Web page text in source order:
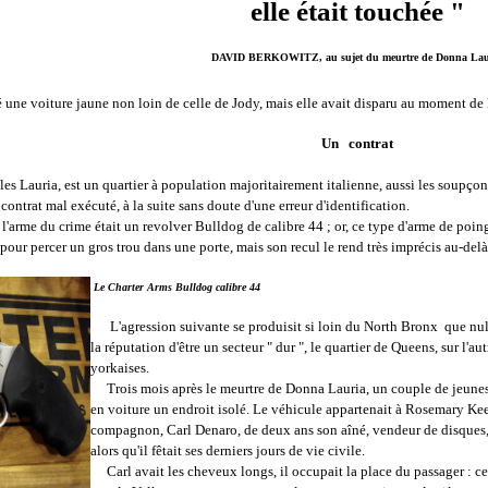
elle était touchée "
DAVID BERKOWITZ, au sujet du meurtre de Donna
une voiture jaune non loin de celle de Jody, mais elle avait disparu au moment
Un contrat
est un quartier à population majoritairement italienne, aussi les
mal exécuté, à la suite sans doute d'une erreur d'identification.
du crime était un revolver Bulldog de calibre 44 ; or, ce type d'arme de
percer un gros trou dans une porte, mais son recul le rend très imprécis au-
Le Charter Arms Bulldog calibre 44
L'agression suivante se produisit si loin du North Bronx que
la réputation d'être un secteur " dur ", le quartier de Queens, sur
yorkaises.
Trois mois après le meurtre de Donna Lauria, un couple de
en voiture un endroit isolé. Le véhicule appartenait à Rosemary
compagnon, Carl Denaro, de deux ans son aîné, vendeur de
alors qu'il fêtait ses derniers jours de vie civile.
Carl avait les cheveux longs, il occupait la place du passager :